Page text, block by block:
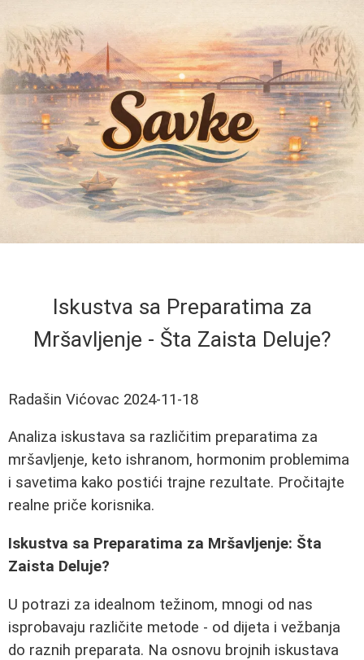
Iskustva sa Preparatima za
Mršavljenje - Šta Zaista Deluje?
Radašin Vićovac 2024-11-18
Analiza iskustava sa različitim preparatima za
mršavljenje, keto ishranom, hormonim problemima
i savetima kako postići trajne rezultate. Pročitajte
realne priče korisnika.
Iskustva sa Preparatima za Mršavljenje: Šta
Zaista Deluje?
U potrazi za idealnom težinom, mnogi od nas
isprobavaju različite metode - od dijeta i vežbanja
do raznih preparata. Na osnovu brojnih iskustava